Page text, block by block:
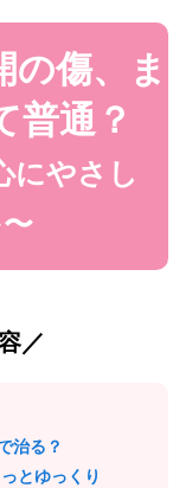
の傷、ま
普通？
にやさし
／
治る？
とゆっくり